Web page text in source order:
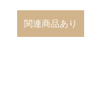
関連商品あり